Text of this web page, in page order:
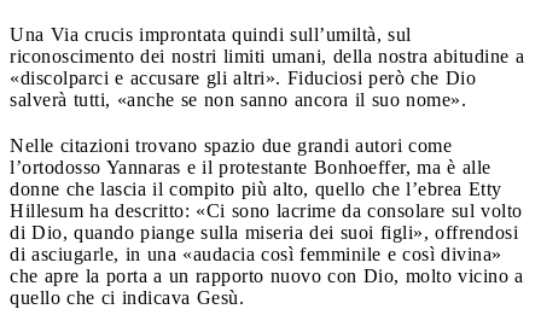
Una Via crucis improntata quindi sull’umiltà, sul
riconoscimento dei nostri limiti umani, della nostra abitudine a
«discolparci e accusare gli altri». Fiduciosi però che Dio
salverà tutti, «anche se non sanno ancora il suo nome».
Nelle citazioni trovano spazio due grandi autori come
l’ortodosso Yannaras e il protestante Bonhoeffer, ma è alle
donne che lascia il compito più alto, quello che l’ebrea Etty
Hillesum ha descritto: «Ci sono lacrime da consolare sul volto
di Dio, quando piange sulla miseria dei suoi figli», offrendosi
di asciugarle, in una «audacia così femminile e così divina»
che apre la porta a un rapporto nuovo con Dio, molto vicino a
quello che ci indicava Gesù.